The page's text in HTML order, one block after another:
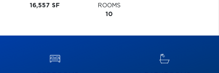
16,557 SF
ROOMS
10